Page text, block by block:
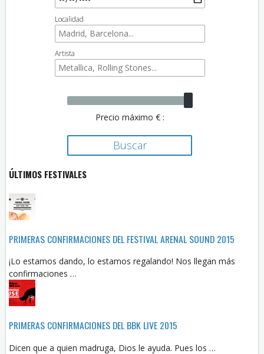
Localidad
Artista
Precio máximo € :
ÚLTIMOS FESTIVALES
PRIMERAS CONFIRMACIONES DEL FESTIVAL ARENAL SOUND 2015
¡Lo estamos dando, lo estamos regalando! Nos llegan más
confirmaciones …
PRIMERAS CONFIRMACIONES DEL BBK LIVE 2015
Dicen que a quien madruga, Dios le ayuda. Pues los …